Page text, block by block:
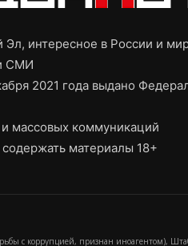
интересное в России и
СМИ
2021 года выдано
массовых коммуникаций
материалы 18+
с коррупцией, признан иноагентом),